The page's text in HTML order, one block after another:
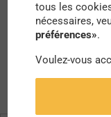
tous les
nécessaires,
préférences».
Voulez-vous